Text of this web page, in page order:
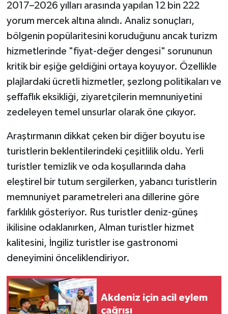
2017–2026 yılları arasında yapılan 12 bin 222
yorum mercek altına alındı. Analiz sonuçları,
bölgenin popülaritesini koruduğunu ancak turizm
hizmetlerinde "fiyat-değer dengesi" sorununun
kritik bir eşiğe geldiğini ortaya koyuyor. Özellikle
plajlardaki ücretli hizmetler, şezlong politikaları ve
şeffaflık eksikliği, ziyaretçilerin memnuniyetini
zedeleyen temel unsurlar olarak öne çıkıyor.
Araştırmanın dikkat çeken bir diğer boyutu ise
turistlerin beklentilerindeki çeşitlilik oldu. Yerli
turistler temizlik ve oda koşullarında daha
eleştirel bir tutum sergilerken, yabancı turistlerin
memnuniyet parametreleri ana dillerine göre
farklılık gösteriyor. Rus turistler deniz-güneş
ikilisine odaklanırken, Alman turistler hizmet
kalitesini, İngiliz turistler ise gastronomi
deneyimini önceliklendiriyor.
Akdeniz için acil eylem
çağrısı